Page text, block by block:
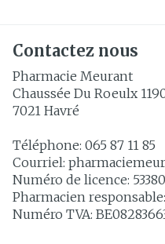
Contactez nous
Pharmacie Meurant
Chaussée Du Roeulx
7021 Havré
Téléphone: 065 87 11 85
Courriel:
Numéro de licence:
Pharmacien responsable:
Numéro TVA: